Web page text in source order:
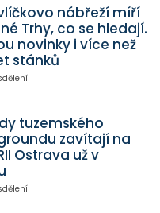
nábřeží míří
Trhy, co se hledají.
novinky i více než
stánků
tuzemského
zavítají na
Ostrava už v